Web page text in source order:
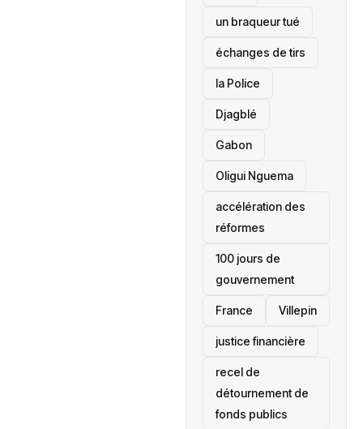
un braqueur tué
échanges de tirs
la Police
Djagblé
Gabon
Oligui Nguema
accélération des
réformes
100 jours de
gouvernement
France Villepin
justice financière
recel de
détournement de
fonds publics